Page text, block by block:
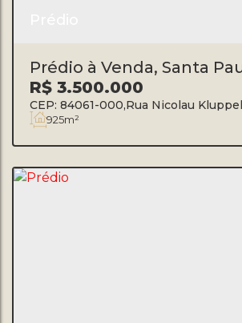
Prédio à Venda, Santa
Grossa
R$3.500.000
CEP: 84061-000,Rua Nicolau
925m²